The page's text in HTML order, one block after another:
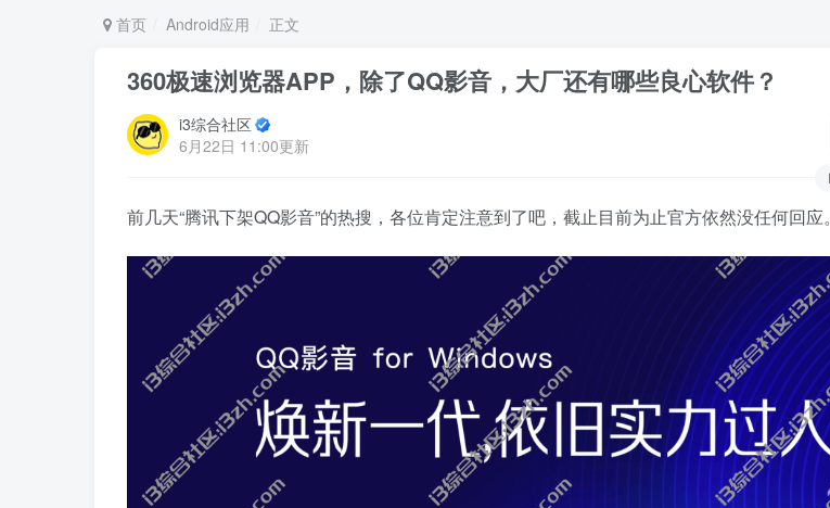
首页 Android应用 正文
360极速浏览器APP，除了QQ影音，大厂还有哪些良心软件？
i3综合社区
6月22日 11:00更新
前几天“腾讯下架QQ影音”的热搜，各位肯定注意到了吧，截止目前为止官方依然没任何回应。